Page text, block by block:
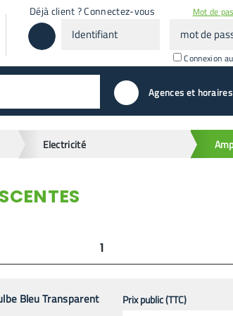
Déjà client ? Connectez-vous
passeConnexion
Mot de
valider Agences et horaires
Electricité
1
Bleu Transparent Prix public (TTC)